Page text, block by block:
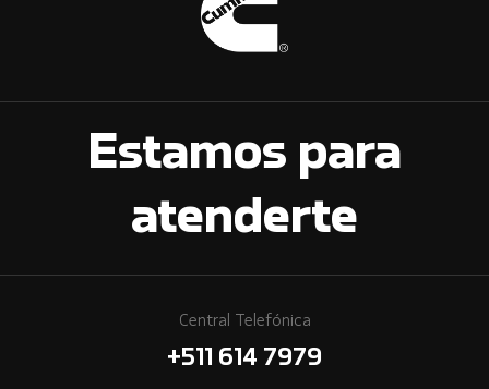
Estamos para
atenderte
Central Telefónica
+511 614 7979